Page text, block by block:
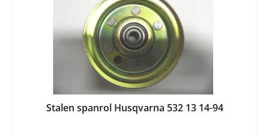
Stalen spanrol Husqvarna 532 13 14-94